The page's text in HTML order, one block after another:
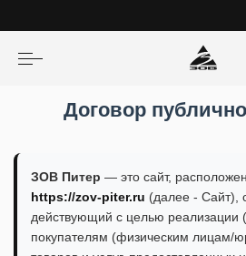
Договор
ЗОВ Питер — это сайт,
https://zov-piter.ru (далее - Сайт),
действующий с целью реализации
покупателям (физическим лицам/